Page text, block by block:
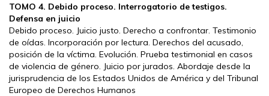
TOMO 4. Debido proceso. Interrogatorio de testigos.
Defensa en juicio
Debido proceso. Juicio justo. Derecho a confrontar. Testimonio
de oídas. Incorporación por lectura. Derechos del acusado,
posición de la víctima. Evolución. Prueba testimonial en casos
de violencia de género. Juicio por jurados. Abordaje desde la
jurisprudencia de los Estados Unidos de América y del Tribunal
Europeo de Derechos Humanos